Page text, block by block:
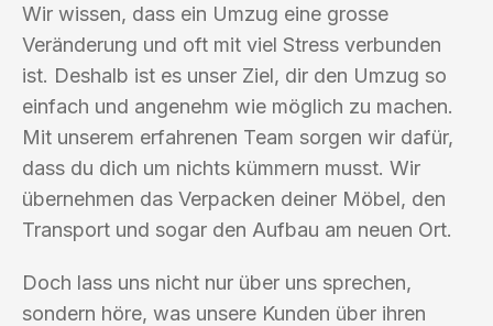
Wir wissen, dass ein Umzug eine grosse
Veränderung und oft mit viel Stress verbunden
ist. Deshalb ist es unser Ziel, dir den Umzug so
einfach und angenehm wie möglich zu machen.
Mit unserem erfahrenen Team sorgen wir dafür,
dass du dich um nichts kümmern musst. Wir
übernehmen das Verpacken deiner Möbel, den
Transport und sogar den Aufbau am neuen Ort.
Doch lass uns nicht nur über uns sprechen,
sondern höre, was unsere Kunden über ihren